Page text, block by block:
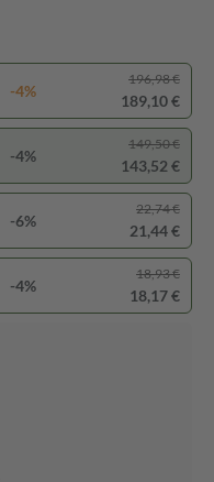
-4%
196,98 €
189,10 €
-4%
149,50 €
143,52 €
-6%
22,74 €
21,44 €
-4%
18,93 €
18,17 €